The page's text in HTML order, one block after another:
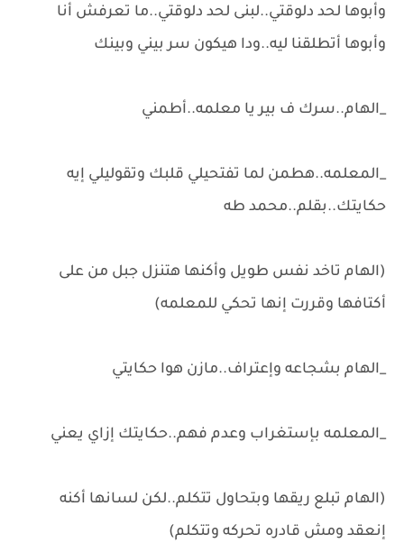
وأبوها لحد دلوقتي..لبنى لحد دلوقتي..ما تعرفش أنا
وأبوها أتطلقنا ليه..ودا هيكون سر بيني وبينك
_الهام..سرك ف بير يا معلمه..أطمني
_المعلمه..هطمن لما تفتحيلي قلبك وتقوليلي إيه
حكايتك..بقلم..محمد طه
(الهام تاخد نفس طويل وأكنها هتنزل جبل من على
أكتافها وقررت إنها تحكي للمعلمه)
_الهام بشجاعه وإعتراف..مازن هوا حكايتي
_المعلمه بإستغراب وعدم فهم..حكايتك إزاي يعني
(الهام تبلع ريقها وبتحاول تتكلم..لكن لسانها أكنه
إنعقد ومش قادره تحركه وتتكلم)